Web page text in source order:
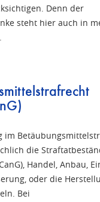
Denn der
steht hier auch in
im
die
Handel, Anbau,
oder die
Bei